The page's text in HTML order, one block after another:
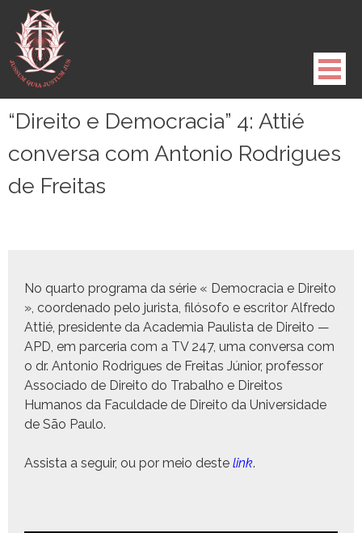
para
conteúdo
“Direito e Democracia” 4: Attié
conversa com Antonio Rodrigues
de Freitas
No quar­to pro­gra­ma da série « Democ­ra­cia e Dire­ito
», coor­de­na­do pelo jurista, filó­so­fo e escritor Alfre­do
Attié, pres­i­dente da Acad­e­mia Paulista de Dire­ito —
APD, em parce­ria com a TV 247, uma con­ver­sa com
o dr. Anto­nio Rodrigues de Fre­itas Júnior, pro­fes­sor
Asso­ci­a­do de Dire­ito do Tra­bal­ho e Dire­itos
Humanos da Fac­ul­dade de Dire­ito da Uni­ver­si­dade
de São Paulo.
Assista a seguir, ou por meio deste link.